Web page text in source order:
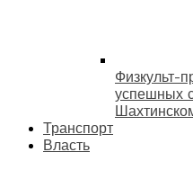
Физкульт-
успешных
Транспорт
Власть